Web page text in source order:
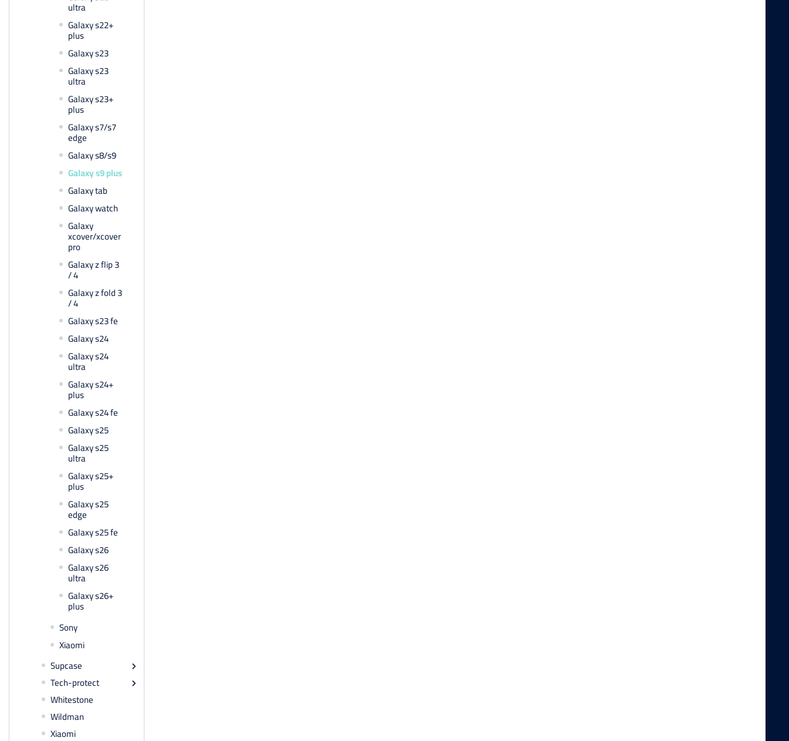
ultra
Galaxy s22+
plus
Galaxy s23
Galaxy s23
ultra
Galaxy s23+
plus
Galaxy s7/s7
edge
Galaxy s8/s9
Galaxy s9 plus
Galaxy tab
Galaxy watch
Galaxy
xcover/xcover
pro
Galaxy z flip 3
/ 4
Galaxy z fold 3
/ 4
Galaxy s23 fe
Galaxy s24
Galaxy s24
ultra
Galaxy s24+
plus
Galaxy s24 fe
Galaxy s25
Galaxy s25
ultra
Galaxy s25+
plus
Galaxy s25
edge
Galaxy s25 fe
Galaxy s26
Galaxy s26
ultra
Galaxy s26+
plus
Sony
Xiaomi
Supcase

Tech-protect 
Whitestone
Wildman
Xiaomi